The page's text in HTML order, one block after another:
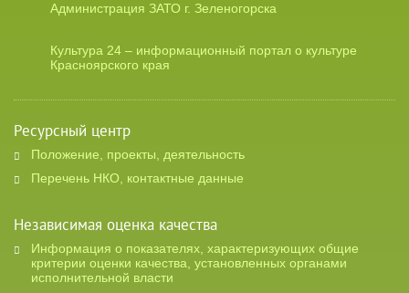
Администрация ЗАТО г. Зеленогорска
Культура 24 – информационный портал о культуре
Красноярского края
Ресурсный центр
Положение, проекты, деятельность
Перечень НКО, контактные данные
Независимая оценка качества
Информация о показателях, характеризующих общие
критерии оценки качества, установленных органами
исполнительной власти